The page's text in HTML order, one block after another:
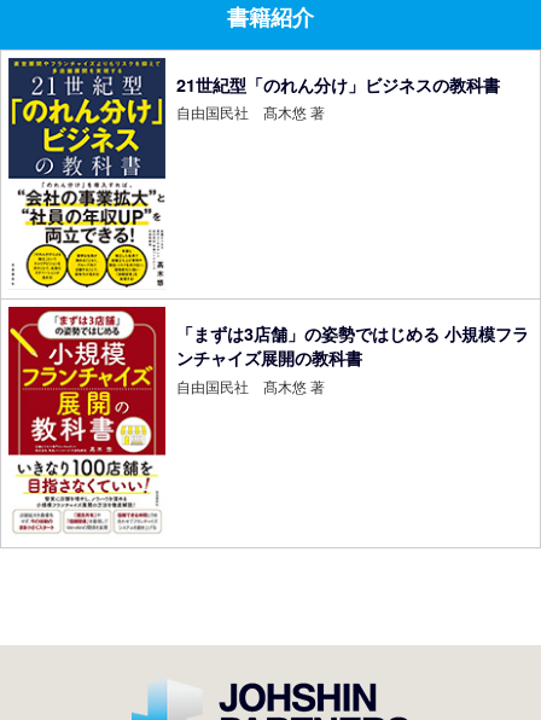
書籍紹介
21世紀型「のれん分け」ビジネスの教科書
自由国民社 髙木悠 著
「まずは3店舗」の姿勢ではじめる 小規模フラ
ンチャイズ展開の教科書
自由国民社 髙木悠 著